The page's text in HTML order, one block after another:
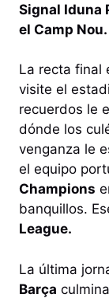
Signal Iduna
el Camp Nou.
La recta final
visite el
recuerdos le
dónde los
venganza le
el equipo
Champions
banquillos.
League.
La última
Barça